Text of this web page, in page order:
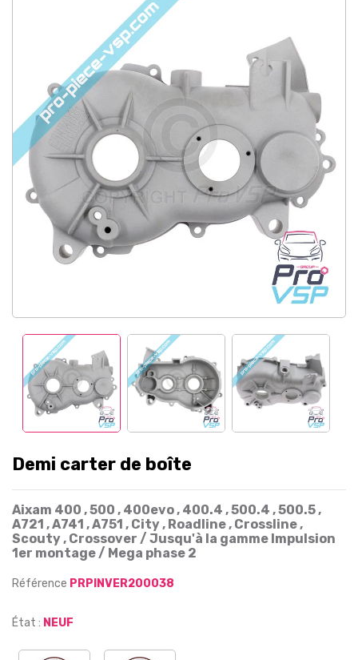
Demi carter de boîte
Aixam 400 , 500 , 400evo , 400.4 , 500.4 , 500.5 ,
A721 , A741 , A751 , City , Roadline , Crossline ,
Scouty , Crossover / Jusqu'à la gamme Impulsion
1er montage / Mega phase 2
Référence PRPINVER200038
État : NEUF